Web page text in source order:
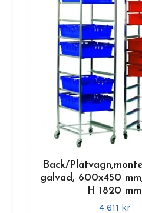
Back/
galvad, 600x450
H 1820 mm
4 611 kr